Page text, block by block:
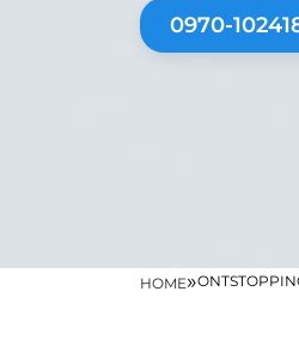
0970-
HOME»